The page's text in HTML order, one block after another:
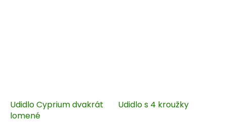
Udidlo Cyprium dvakrát
lomené
Udidlo s 4 kroužky